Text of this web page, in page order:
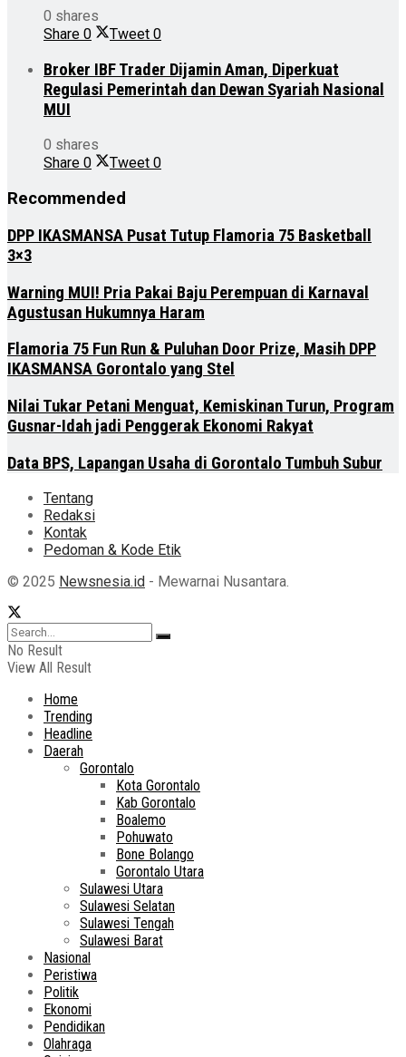
0 shares
Share 0 Tweet 0
Broker IBF Trader Dijamin Aman, Diperkuat
Regulasi Pemerintah dan Dewan Syariah Nasional
MUI
0 shares
Share 0 Tweet 0
Recommended
DPP IKASMANSA Pusat Tutup Flamoria 75 Basketball
3×3
Warning MUI! Pria Pakai Baju Perempuan di Karnaval
Agustusan Hukumnya Haram
Flamoria 75 Fun Run & Puluhan Door Prize, Masih DPP
IKASMANSA Gorontalo yang Stel
Nilai Tukar Petani Menguat, Kemiskinan Turun, Program
Gusnar-Idah jadi Penggerak Ekonomi Rakyat
Data BPS, Lapangan Usaha di Gorontalo Tumbuh Subur
Tentang
Redaksi
Kontak
Pedoman & Kode Etik
© 2025 Newsnesia.id - Mewarnai Nusantara.
No Result
View All Result
Home
Trending
Headline
Daerah
Gorontalo
Kota Gorontalo
Kab Gorontalo
Boalemo
Pohuwato
Bone Bolango
Gorontalo Utara
Sulawesi Utara
Sulawesi Selatan
Sulawesi Tengah
Sulawesi Barat
Nasional
Peristiwa
Politik
Ekonomi
Pendidikan
Olahraga